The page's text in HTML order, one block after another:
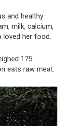
and healthy
milk, calcium,
loved her food.
175
eats raw meat.